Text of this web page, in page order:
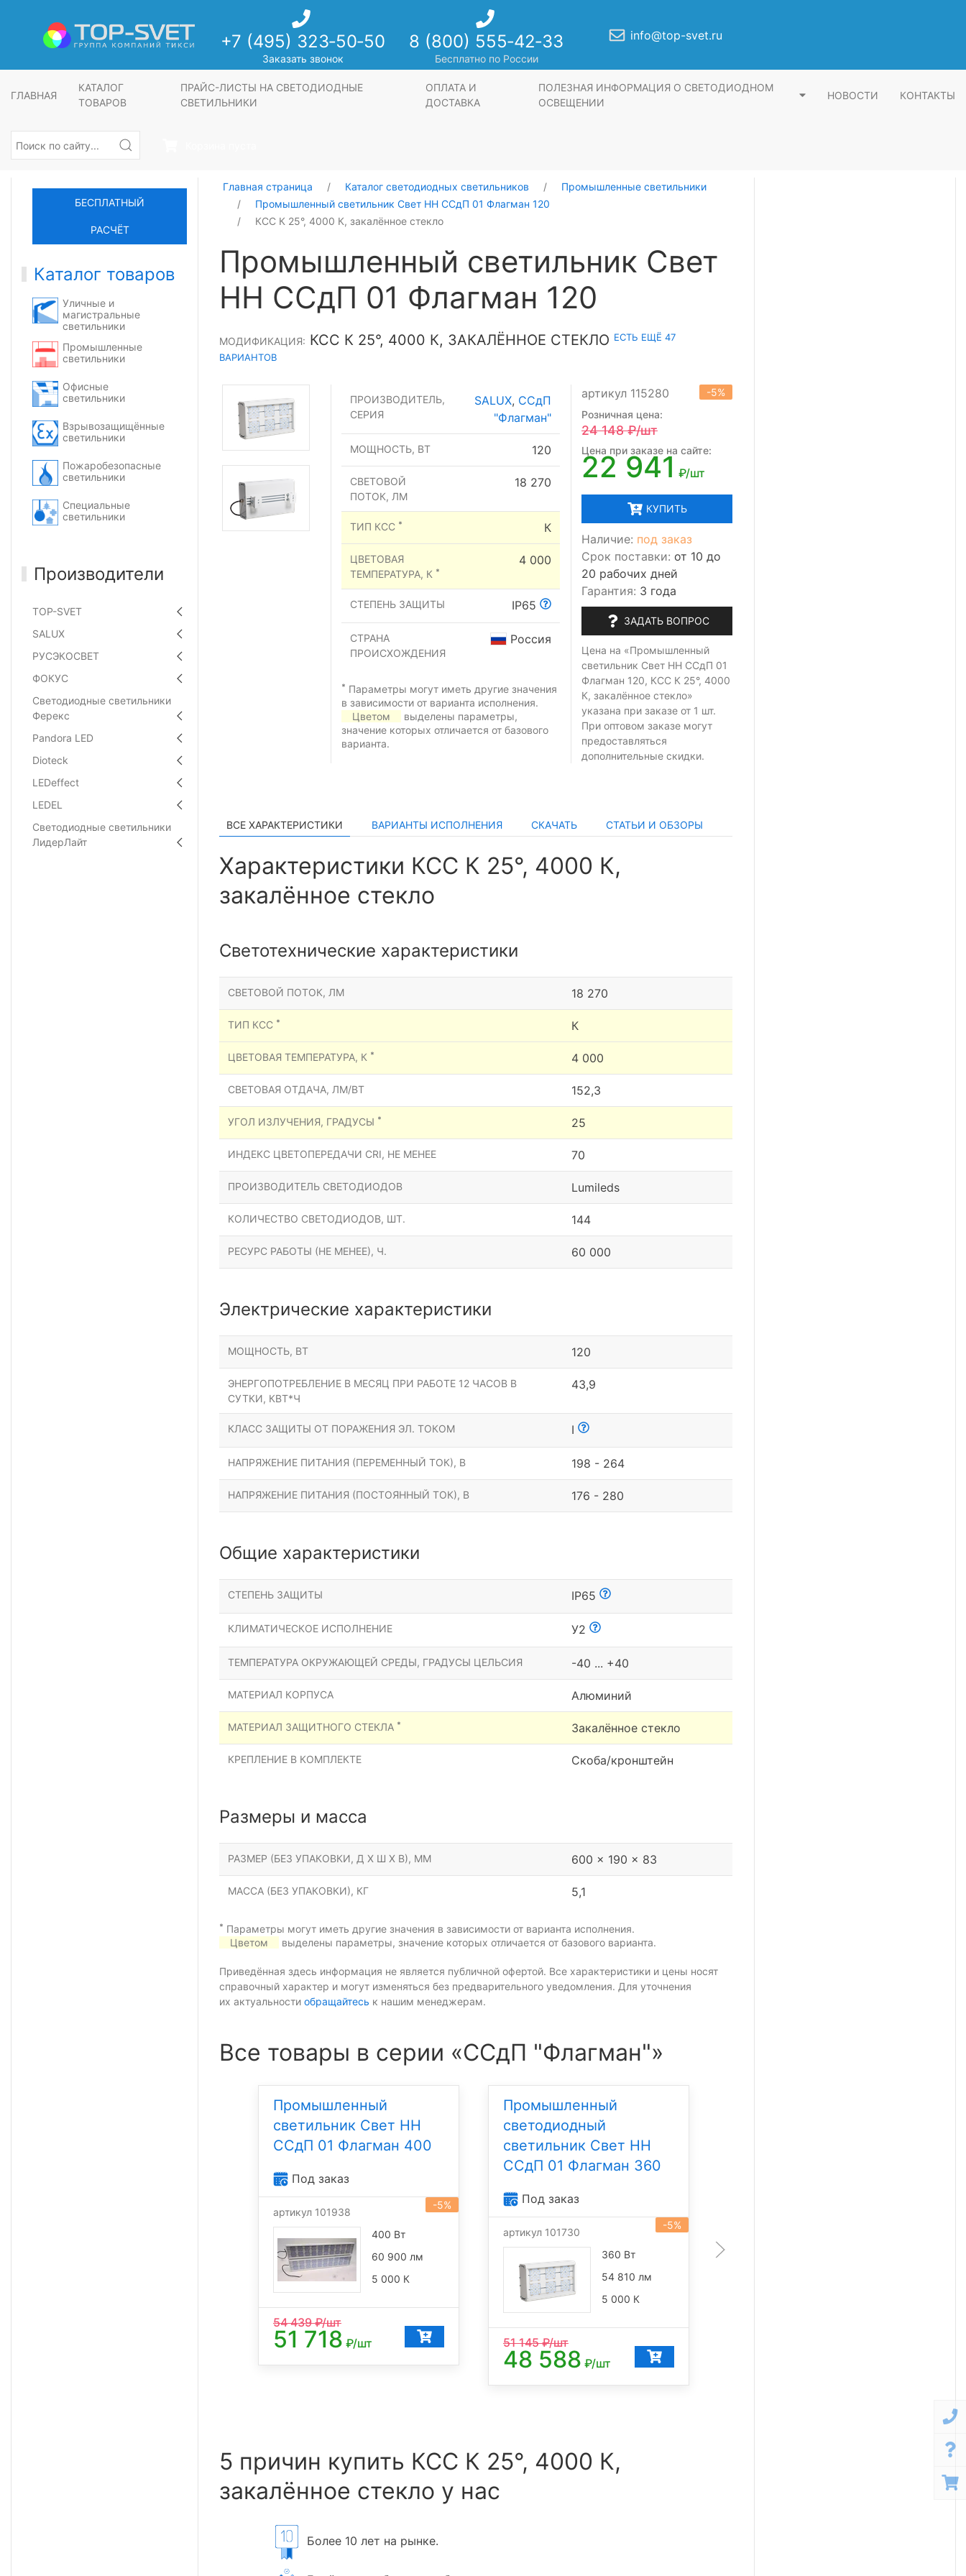
+7 (495) 323‑50‑50
Заказать звонок
8 (800) 555‑42‑33
Бесплатно по России
info@top-svet.ru
ГЛАВНАЯ
КАТАЛОГ
ТОВАРОВ
ПРАЙС-ЛИСТЫ НА СВЕТОДИОДНЫЕ
СВЕТИЛЬНИКИ
ОПЛАТА И
ДОСТАВКА
ПОЛЕЗНАЯ ИНФОРМАЦИЯ О СВЕТОДИОДНОМ
ОСВЕЩЕНИИ
НОВОСТИ КОНТАКТЫ
БЕСПЛАТНЫЙ
РАСЧЁТ
Каталог товаров
Уличные и
магистральные
светильники
Промышленные
светильники
Офисные
светильники
Взрывозащищённые
светильники
Пожаробезопасные
светильники
Специальные
светильники
Производители
TOP-SVET
SALUX
РУСЭКОСВЕТ
ФОКУС
Светодиодные светильники
Ферекс
Pandora LED
Dioteck
LEDeffect
LEDEL
Светодиодные светильники
ЛидерЛайт
Главная страница Каталог светодиодных светильников
Промышленные светильники
Промышленный светильник Свет НН ССдП 01 Флагман 120
КСС К 25°, 4000 К, закалённое стекло
Промышленный светильник Свет
НН ССдП 01 Флагман 120
МОДИФИКАЦИЯ: КСС К 25°, 4000 К, ЗАКАЛЁННОЕ СТЕКЛО ЕСТЬ ЕЩЁ 47
ВАРИАНТОВ
ПРОИЗВОДИТЕЛЬ,
СЕРИЯ
SALUX, ССдП
"Флагман"
МОЩНОСТЬ, ВТ 120
СВЕТОВОЙ
ПОТОК, ЛМ
18 270
ТИП КСС * К
ЦВЕТОВАЯ
ТЕМПЕРАТУРА, К *
4 000
СТЕПЕНЬ ЗАЩИТЫ IP65
СТРАНА
ПРОИСХОЖДЕНИЯ
Россия
* Параметры могут иметь другие значения
в зависимости от варианта исполнения.
Цветом
выделены параметры,
значение которых отличается от базового
варианта.
артикул 115280
-5%
Розничная цена:
24 148₽/шт
Цена при заказе на сайте:
22 941 ₽/шт
КУПИТЬ
Наличие: под заказ
Срок поставки: от 10 до
20 рабочих дней
Гарантия: 3 года
ЗАДАТЬ ВОПРОС
Цена на «Промышленный
светильник Свет НН ССдП 01
Флагман 120, КСС К 25°, 4000
К, закалённое стекло»
указана при заказе от 1 шт.
При оптовом заказе могут
предоставляться
дополнительные скидки.
ВСЕ ХАРАКТЕРИСТИКИ ВАРИАНТЫ ИСПОЛНЕНИЯ СКАЧАТЬ СТАТЬИ И ОБЗОРЫ
Характеристики КСС К 25°, 4000 К,
закалённое стекло
Светотехнические характеристики
СВЕТОВОЙ ПОТОК, ЛМ 18 270
ТИП КСС * К
ЦВЕТОВАЯ ТЕМПЕРАТУРА, К * 4 000
СВЕТОВАЯ ОТДАЧА, ЛМ/ВТ 152,3
УГОЛ ИЗЛУЧЕНИЯ, ГРАДУСЫ * 25
ИНДЕКС ЦВЕТОПЕРЕДАЧИ CRI, НЕ МЕНЕЕ 70
ПРОИЗВОДИТЕЛЬ СВЕТОДИОДОВ Lumileds
КОЛИЧЕСТВО СВЕТОДИОДОВ, ШТ. 144
РЕСУРС РАБОТЫ (НЕ МЕНЕЕ), Ч. 60 000
Электрические характеристики
МОЩНОСТЬ, ВТ 120
ЭНЕРГОПОТРЕБЛЕНИЕ В МЕСЯЦ ПРИ РАБОТЕ 12 ЧАСОВ В
СУТКИ, КВТ*Ч
43,9
КЛАСС ЗАЩИТЫ ОТ ПОРАЖЕНИЯ ЭЛ. ТОКОМ I
НАПРЯЖЕНИЕ ПИТАНИЯ (ПЕРЕМЕННЫЙ ТОК), В 198 - 264
НАПРЯЖЕНИЕ ПИТАНИЯ (ПОСТОЯННЫЙ ТОК), В 176 - 280
Общие характеристики
СТЕПЕНЬ ЗАЩИТЫ IP65
КЛИМАТИЧЕСКОЕ ИСПОЛНЕНИЕ У2
ТЕМПЕРАТУРА ОКРУЖАЮЩЕЙ СРЕДЫ, ГРАДУСЫ ЦЕЛЬСИЯ -40 ... +40
МАТЕРИАЛ КОРПУСА Алюминий
МАТЕРИАЛ ЗАЩИТНОГО СТЕКЛА * Закалённое стекло
КРЕПЛЕНИЕ В КОМПЛЕКТЕ Скоба/кронштейн
Размеры и масса
РАЗМЕР (БЕЗ УПАКОВКИ, Д Х Ш Х В), ММ 600 x 190 x 83
МАССА (БЕЗ УПАКОВКИ), КГ 5,1
* Параметры могут иметь другие значения в зависимости от варианта исполнения.
Цветом
выделены параметры, значение которых отличается от базового варианта.
Приведённая здесь информация не является публичной офертой. Все характеристики и цены носят
справочный характер и могут изменяться без предварительного уведомления. Для уточнения
их актуальности обращайтесь к нашим менеджерам.
Все товары в серии «ССдП "Флагман"»
Промышленный
светильник Свет НН
ССдП 01 Флагман 400
Под заказ
-5%
артикул 101938
400 Вт
60 900 лм
5 000 К
54 439₽/шт
51 718 ₽/шт
Промышленный
светодиодный
светильник Свет НН
ССдП 01 Флагман 360
Под заказ
-5%
артикул 101730
360 Вт
54 810 лм
5 000 К
51 145₽/шт
48 588 ₽/шт
5 причин купить КСС К 25°, 4000 К,
закалённое стекло у нас
Более 10 лет на рынке.